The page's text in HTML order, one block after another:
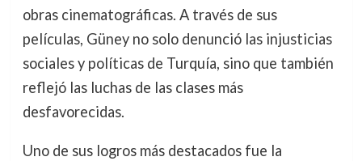
obras cinematográficas. A través de sus
películas, Güney no solo denunció las injusticias
sociales y políticas de Turquía, sino que también
reflejó las luchas de las clases más
desfavorecidas.
Uno de sus logros más destacados fue la